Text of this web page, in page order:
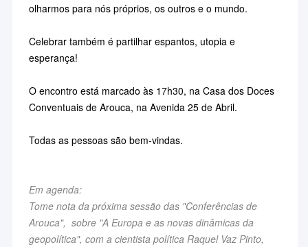
olharmos para nós próprios, os outros e o mundo.
Celebrar também é partilhar espantos, utopia e
esperança!
O encontro está marcado às 17h30, na Casa dos Doces
Conventuais de Arouca, na Avenida 25 de Abril.
Todas as pessoas são bem-vindas.
Em agenda:
Tome nota da próxima sessão das "Conferências de
Arouca", sobre "A Europa e as novas dinâmicas da
geopolítica", com a cientista política Raquel Vaz Pinto,